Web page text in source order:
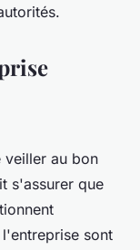
veiller au bon
s'assurer que
sont